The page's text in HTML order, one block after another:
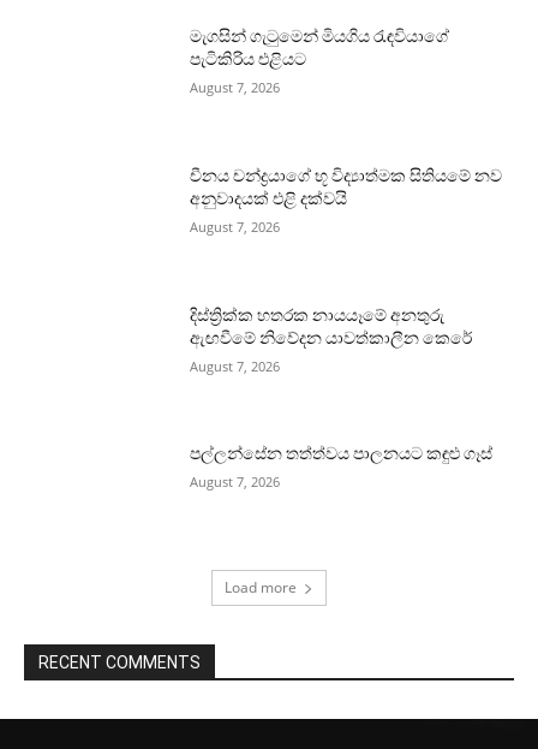
මැගසින් ගැටුමෙන් මියගිය රැඳවියාගේ
පැටිකිරිය එළියට
August 7, 2026
චීනය චන්ද්‍රයාගේ භූ විද්‍යාත්මක සිතියමේ නව
අනුවාදයක් එළි දක්වයි
August 7, 2026
දිස්ත්‍රික්ක හතරක නායයෑමේ අනතුරු
ඇඟවීමේ නිවේදන යාවත්කාලීන කෙරේ
August 7, 2026
පල්ලන්සේන තත්ත්වය පාලනයට කඳුළු ගෑස්
August 7, 2026
Load more
RECENT COMMENTS